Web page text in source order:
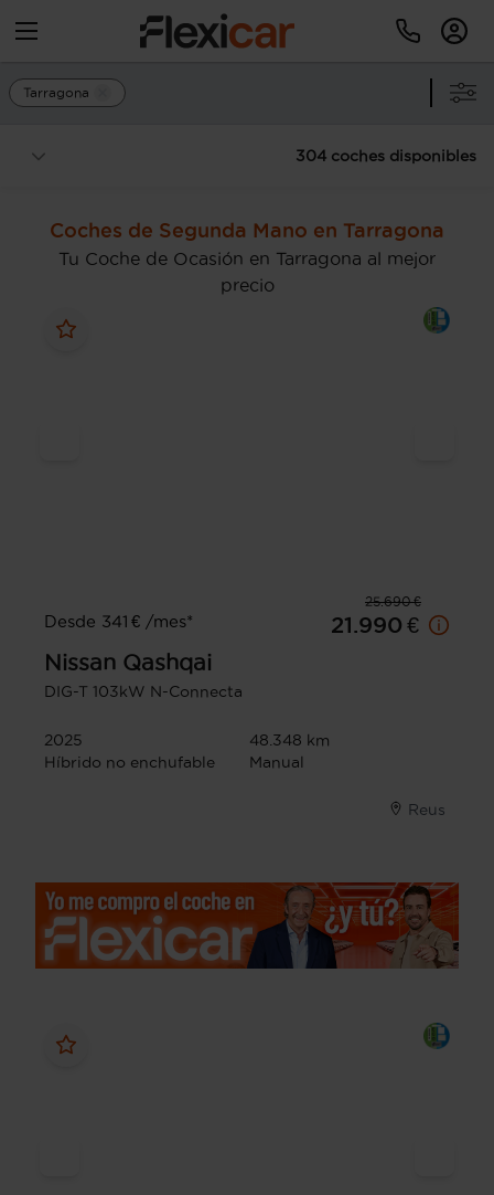
Tarragona
304 coches disponibles
Coches de Segunda Mano en Tarragona
Tu Coche de Ocasión en Tarragona al mejor
precio
25.690 €
Desde 341 € /mes*
21.990 €
Nissan Qashqai
DIG-T 103kW N-Connecta
2025
48.348 km
Híbrido no enchufable
Manual
Reus